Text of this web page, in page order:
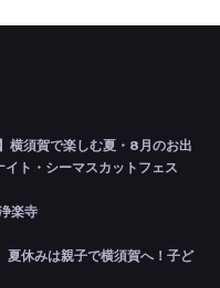
横須賀で楽しむ夏・8月のお出
ト・シーマスカットフェス
楽寺
夏休みは親子で横須賀へ！子ど